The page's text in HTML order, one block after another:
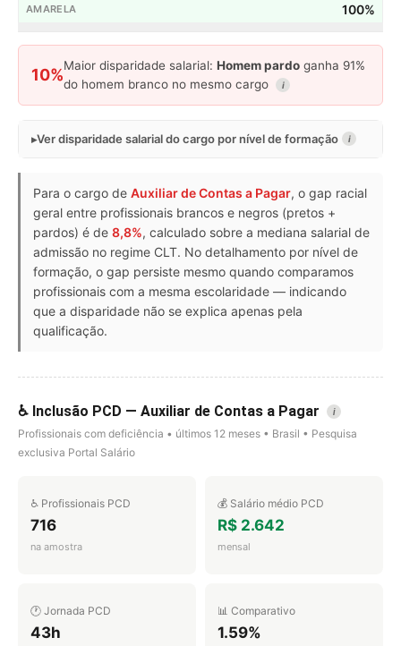
100%
10%
Maior disparidade salarial: Homem pardo ganha 91%
do homem branco no mesmo cargo
i
Ver disparidade salarial do cargo por nível de formação i
Para o cargo de Auxiliar de Contas a Pagar, o gap racial
geral entre profissionais brancos e negros (pretos +
pardos) é de 8,8%, calculado sobre a mediana salarial de
admissão no regime CLT. No detalhamento por nível de
formação, o gap persiste mesmo quando comparamos
profissionais com a mesma escolaridade — indicando
que a disparidade não se explica apenas pela
qualificação.
♿ Inclusão PCD — Auxiliar de Contas a Pagar i
Profissionais com deficiência • últimos 12 meses • Brasil • Pesquisa
exclusiva Portal Salário
♿ Profissionais PCD
716
na amostra
💰 Salário médio PCD
R$ 2.642
mensal
🕐 Jornada PCD
43h
📊 Comparativo
1.59%